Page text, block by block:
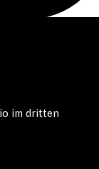
im dritten